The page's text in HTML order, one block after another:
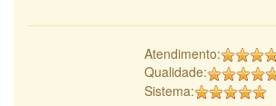
Atendimento:
Qualidade:
Sistema: